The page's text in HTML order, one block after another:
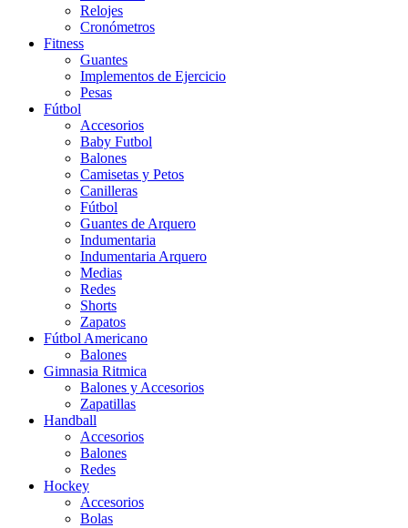
Relojes
Cronómetros
Fitness
Guantes
Implementos de Ejercicio
Pesas
Fútbol
Accesorios
Baby Futbol
Balones
Camisetas y Petos
Canilleras
Fútbol
Guantes de Arquero
Indumentaria
Indumentaria Arquero
Medias
Redes
Shorts
Zapatos
Fútbol Americano
Balones
Gimnasia Ritmica
Balones y Accesorios
Zapatillas
Handball
Accesorios
Balones
Redes
Hockey
Accesorios
Bolas